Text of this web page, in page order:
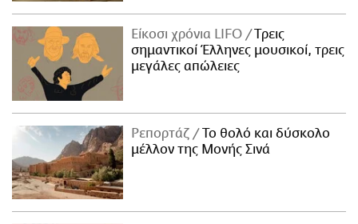
Είκοσι χρόνια LIFO
Tρεις
σημαντικοί Έλληνες μουσικοί, τρεις
μεγάλες απώλειες
Ρεπορτάζ
Το θολό και δύσκολο
μέλλον της Μονής Σινά